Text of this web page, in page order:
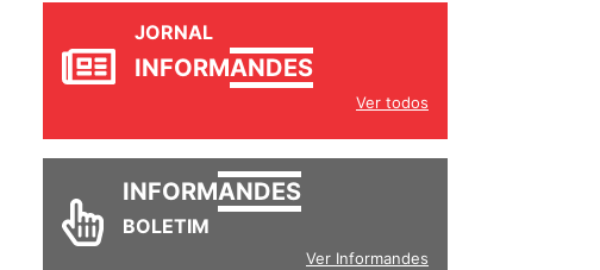
JORNAL
INFORMANDES
Ver todos
INFORMANDES
BOLETIM
Ver Informandes